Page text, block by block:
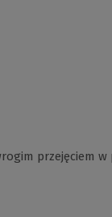
przejęciem w